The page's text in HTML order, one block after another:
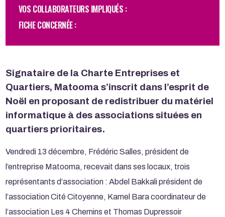
Signataire de la Charte Entreprises et
Quartiers, Matooma s’inscrit dans l’esprit de
Noël en proposant de redistribuer du matériel
informatique à des associations situées en
quartiers prioritaires.
Vendredi 13 décembre, Frédéric Salles, président de
l’entreprise Matooma, recevait dans ses locaux, trois
représentants d’association : Abdel Bakkali président de
l’association Cité Citoyenne, Kamel Bara coordinateur de
l’association Les 4 Chemins et Thomas Dupressoir
VOS COLLABORATEURS IMPLIQUÉS :
FICHE CONCERNÉE :